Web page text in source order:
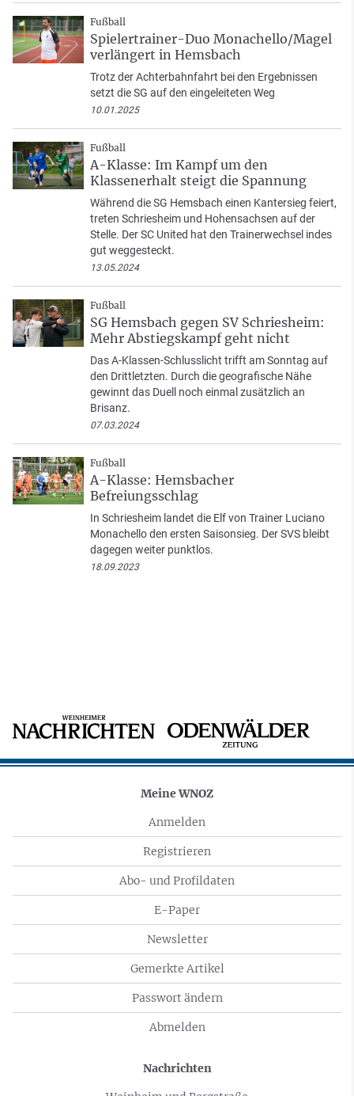
Fußball
Spielertrainer-Duo Monachello/Magel
verlängert in Hemsbach
Trotz der Achterbahnfahrt bei den Ergebnissen
setzt die SG auf den eingeleiteten Weg
10.01.2025
Fußball
A-Klasse: Im Kampf um den
Klassenerhalt steigt die Spannung
Während die SG Hemsbach einen Kantersieg feiert,
treten Schriesheim und Hohensachsen auf der
Stelle. Der SC United hat den Trainerwechsel indes
gut weggesteckt.
13.05.2024
Fußball
SG Hemsbach gegen SV Schriesheim:
Mehr Abstiegskampf geht nicht
Das A-Klassen-Schlusslicht trifft am Sonntag auf
den Drittletzten. Durch die geografische Nähe
gewinnt das Duell noch einmal zusätzlich an
Brisanz.
07.03.2024
Fußball
A-Klasse: Hemsbacher
Befreiungsschlag
In Schriesheim landet die Elf von Trainer Luciano
Monachello den ersten Saisonsieg. Der SVS bleibt
dagegen weiter punktlos.
18.09.2023
Meine WNOZ
Anmelden
Registrieren
Abo- und Profildaten
E-Paper
Newsletter
Gemerkte Artikel
Passwort ändern
Abmelden
Nachrichten